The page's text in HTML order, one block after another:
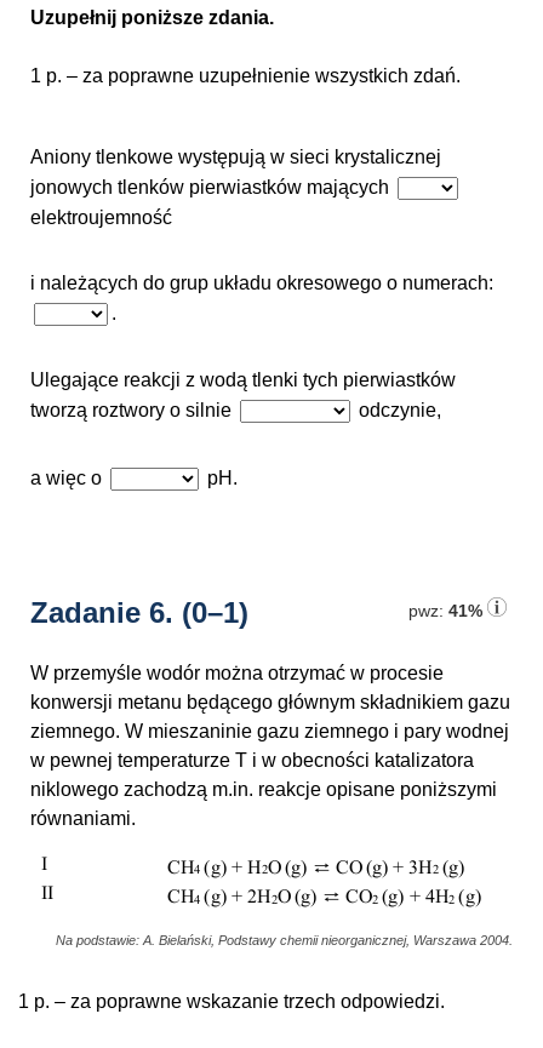
Uzupełnij poniższe zdania.
1 p. – za poprawne uzupełnienie wszystkich zdań.
Aniony tlenkowe występują w sieci krystalicznej
jonowych tlenków pierwiastków mających
elektroujemność
i należących do grup układu okresowego o numerach:
.
Ulegające reakcji z wodą tlenki tych pierwiastków
tworzą roztwory o silnie
odczynie,
a więc o pH.
pwz: 41%
Zadanie 6. (0–1)
W przemyśle wodór można otrzymać w procesie
konwersji metanu będącego głównym składnikiem gazu
ziemnego. W mieszaninie gazu ziemnego i pary wodnej
w pewnej temperaturze T i w obecności katalizatora
niklowego zachodzą m.in. reakcje opisane poniższymi
równaniami.
Na podstawie: A. Bielański, Podstawy chemii nieorganicznej, Warszawa 2004.
1 p. – za poprawne wskazanie trzech odpowiedzi.